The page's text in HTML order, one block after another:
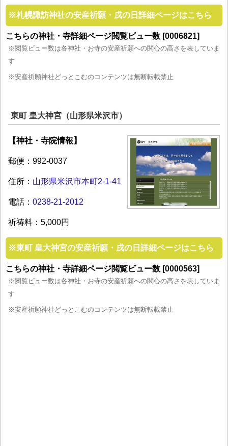
※札幌諏訪神社の安産祈願・戌の日詳細ページはこちら
こちらの神社・寺詳細ページ閲覧ビュー数 [0006821]
※閲覧ビュー数は各神社・お寺の安産祈願への関心の高さを表していま
す
※安産祈願神社どっとこむのコンテンツは無断転載禁止
東町 皇大神宮（山形県米沢市）
【神社・寺院情報】
郵便：992-0037
住所： 山形県米沢市本町2-1-41
電話： 0238-21-2012
祈祷料：5,000円
※東町 皇大神宮の安産祈願・戌の日詳細ページはこちら
こちらの神社・寺詳細ページ閲覧ビュー数 [0000563]
※閲覧ビュー数は各神社・お寺の安産祈願への関心の高さを表していま
す
※安産祈願神社どっとこむのコンテンツは無断転載禁止